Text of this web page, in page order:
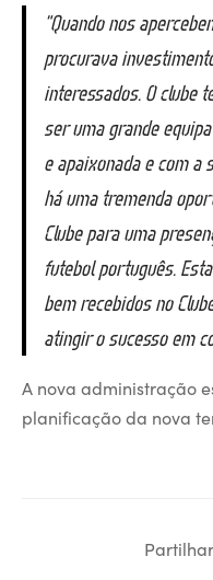
“Quando nos
procurava
interessados. O clube
ser uma grande
e apaixonada e com a
há uma tremenda
Clube para uma
futebol português.
bem recebidos no
atingir o sucesso em
A nova administração
planificação da nova
Partilhar